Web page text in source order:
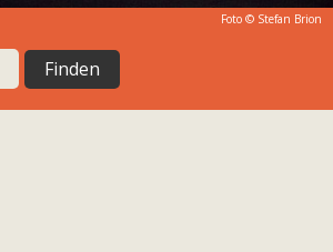
Foto © Stefan Brion